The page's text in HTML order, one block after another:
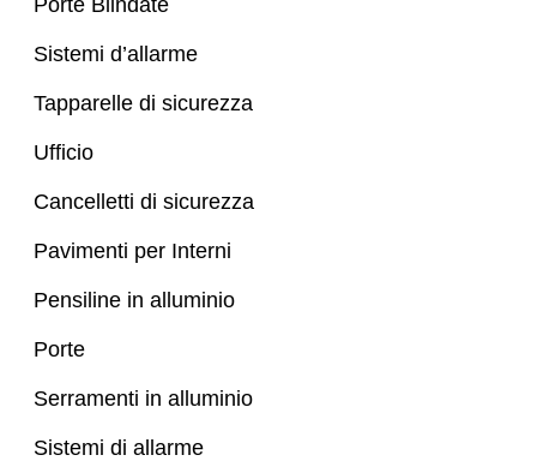
Porte Blindate
Sistemi d’allarme
Tapparelle di sicurezza
Ufficio
Cancelletti di sicurezza
Pavimenti per Interni
Pensiline in alluminio
Porte
Serramenti in alluminio
Sistemi di allarme